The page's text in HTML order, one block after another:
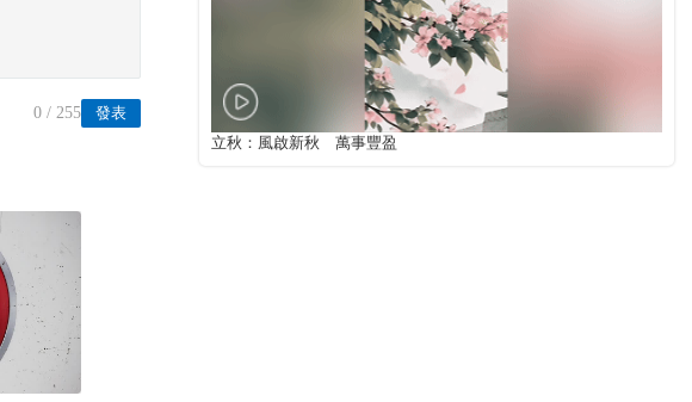
發表
0 / 255
立秋：風啟新秋 萬事豐盈